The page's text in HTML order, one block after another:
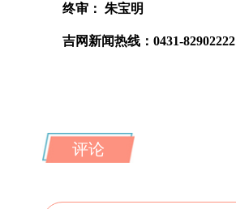
终审： 朱宝明
吉网新闻热线：0431-82902222
评论